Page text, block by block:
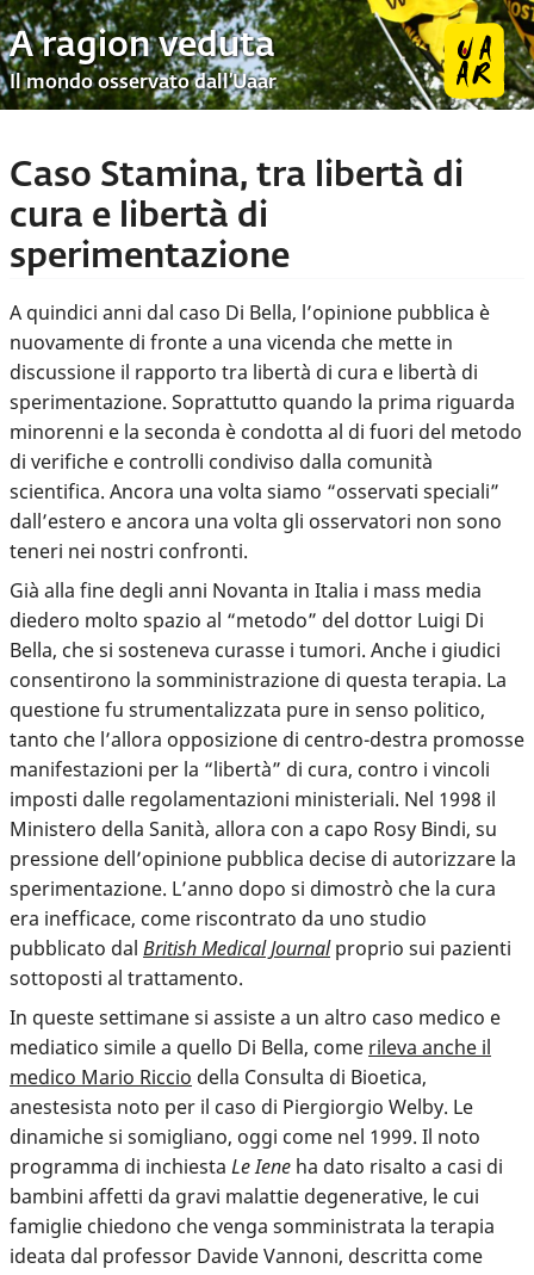
A ragion veduta
Il mondo osservato dall’Uaar
Caso Stamina, tra libertà di
cura e libertà di
sperimentazione
A quindici anni dal caso Di Bella, l’opinione pubblica è
nuovamente di fronte a una vicenda che mette in
discussione il rapporto tra libertà di cura e libertà di
sperimentazione. Soprattutto quando la prima riguarda
minorenni e la seconda è condotta al di fuori del metodo
di verifiche e controlli condiviso dalla comunità
scientifica. Ancora una volta siamo “osservati speciali”
dall’estero e ancora una volta gli osservatori non sono
teneri nei nostri confronti.
Già alla fine degli anni Novanta in Italia i mass media
diedero molto spazio al “metodo” del dottor Luigi Di
Bella, che si sosteneva curasse i tumori. Anche i giudici
consentirono la somministrazione di questa terapia. La
questione fu strumentalizzata pure in senso politico,
tanto che l’allora opposizione di centro-destra promosse
manifestazioni per la “libertà” di cura, contro i vincoli
imposti dalle regolamentazioni ministeriali. Nel 1998 il
Ministero della Sanità, allora con a capo Rosy Bindi, su
pressione dell’opinione pubblica decise di autorizzare la
sperimentazione. L’anno dopo si dimostrò che la cura
era inefficace, come riscontrato da uno studio
pubblicato dal British Medical Journalproprio sui pazienti
sottoposti al trattamento.
In queste settimane si assiste a un altro caso medico e
mediatico simile a quello Di Bella, come rileva anche il
medico Mario Riccio della Consulta di Bioetica,
anestesista noto per il caso di Piergiorgio Welby. Le
dinamiche si somigliano, oggi come nel 1999. Il noto
programma di inchiesta Le Iene ha dato risalto a casi di
bambini affetti da gravi malattie degenerative, le cui
famiglie chiedono che venga somministrata la terapia
ideata dal professor Davide Vannoni, descritta come